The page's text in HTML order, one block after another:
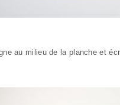
au milieu de la planche et